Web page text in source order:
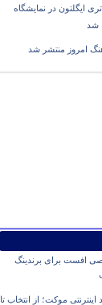
ایگلتون در نمایشگاه
شد
افست برای برندینگ
موکت؛ از انتخاب تا